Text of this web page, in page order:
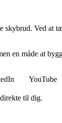
skybrud. Ved at
en måde at
YouTube
til dig.